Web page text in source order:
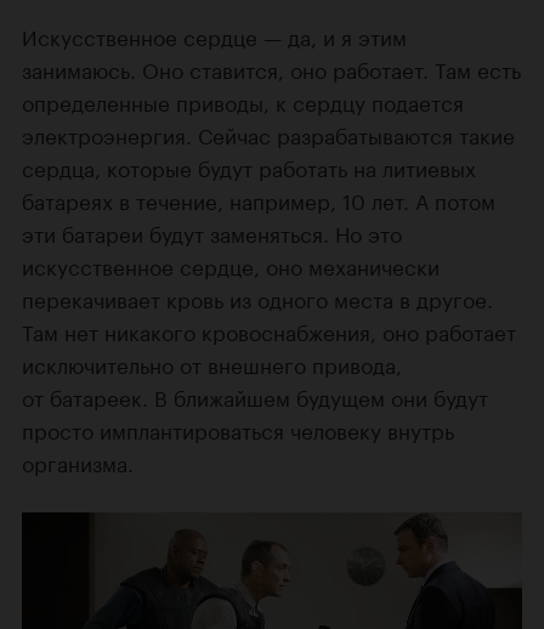
Искусственное сердце — да, и я этим
занимаюсь. Оно ставится, оно работает. Там есть
определенные приводы, к сердцу подается
электроэнергия. Сейчас разрабатываются такие
сердца, которые будут работать на литиевых
батареях в течение, например, 10 лет. А потом
эти батареи будут заменяться. Но это
искусственное сердце, оно механически
перекачивает кровь из одного места в другое.
Там нет никакого кровоснабжения, оно работает
исключительно от внешнего привода,
от батареек. В ближайшем будущем они будут
просто имплантироваться человеку внутрь
организма.